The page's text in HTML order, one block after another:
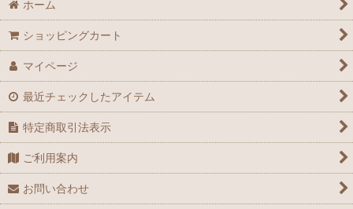
ホーム
ショッピングカート
マイページ
最近チェックしたアイテム
特定商取引法表示
ご利用案内
お問い合わせ